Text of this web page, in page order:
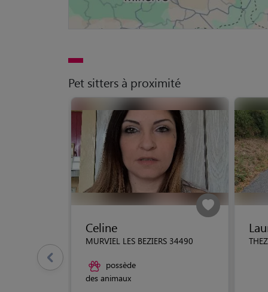
Pet sitters à proximité
Celine
MURVIEL LES BEZIERS 34490
possède
des animaux